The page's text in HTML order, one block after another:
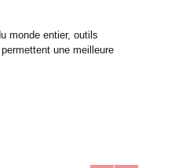
monde entier, outils
une meilleure